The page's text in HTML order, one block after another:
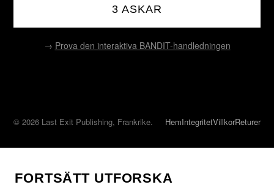
3 ASKAR
→ Prova den interaktiva BANDIT-handledningen
© 2026 Last Exit Publishing, Frankrike. HemIntegritetVillkorReturer
FORTSÄTT UTFORSKA